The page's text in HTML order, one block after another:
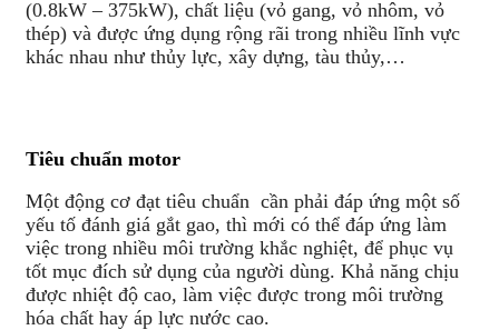
(0.8kW – 375kW), chất liệu (vỏ gang, vỏ nhôm, vỏ
thép) và được ứng dụng rộng rãi trong nhiều lĩnh vực
khác nhau như thủy lực, xây dựng, tàu thủy,…
Tiêu chuẩn motor
Một động cơ đạt tiêu chuẩn cần phải đáp ứng một số
yếu tố đánh giá gắt gao, thì mới có thể đáp ứng làm
việc trong nhiều môi trường khắc nghiệt, để phục vụ
tốt mục đích sử dụng của người dùng. Khả năng chịu
được nhiệt độ cao, làm việc được trong môi trường
hóa chất hay áp lực nước cao.